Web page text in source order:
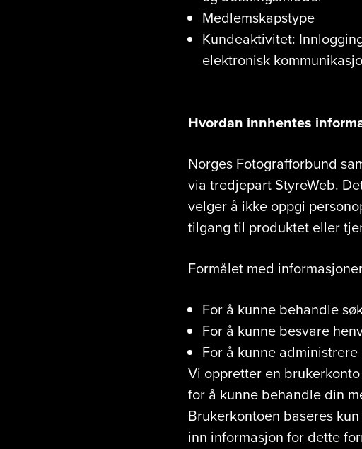
Medlemskapstype
Kundeaktivitet:
elektronisk
Hvordan innhentes
Norges Fotografforbund
via tredjepart StyreWeb.
velger å ikke oppgi
tilgang til produktet eller
Formålet med
For å kunne behandle
For å kunne besvare
For å kunne
Vi oppretter en
for å kunne behandle din
Brukerkontoen baseres
inn informasjon for dette